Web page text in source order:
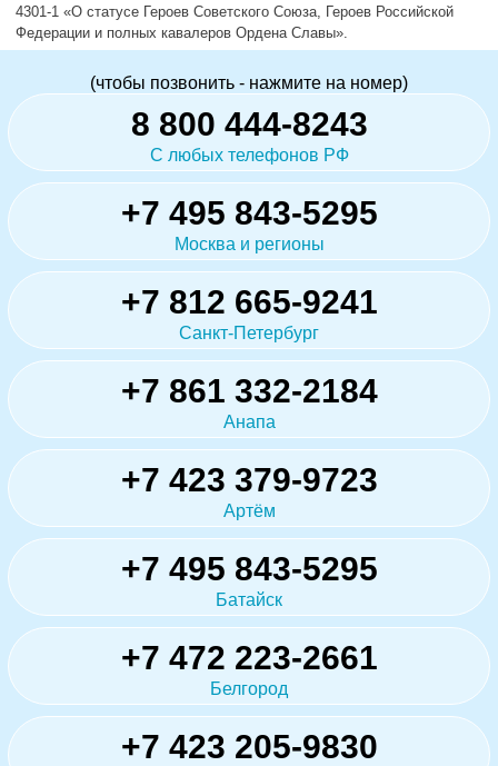
4301-1 «О статусе Героев Советского Союза, Героев Российской
Федерации и полных кавалеров Ордена Славы».
(чтобы позвонить - нажмите на номер)
8 800 444-8243
С любых телефонов РФ
+7 495 843-5295
Москва и регионы
+7 812 665-9241
Санкт-Петербург
+7 861 332-2184
Анапа
+7 423 379-9723
Артём
+7 495 843-5295
Батайск
+7 472 223-2661
Белгород
+7 423 205-9830